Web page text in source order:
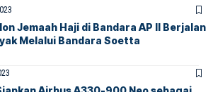
Jemaah Haji di Bandara AP II Berjalan
Melalui Bandara Soetta